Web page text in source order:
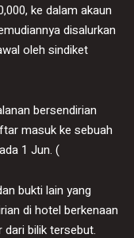
ke dalam akaun
disalurkan
oleh sindiket
bersendirian
masuk ke sebuah
1 Jun. (
bukti lain yang
di hotel berkenaan
dari bilik tersebut.